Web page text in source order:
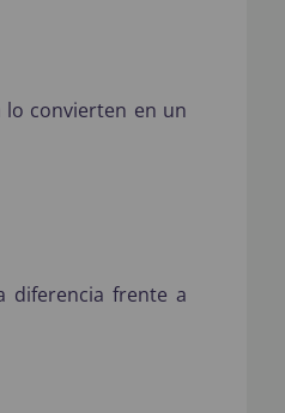
lo convierten en un
diferencia frente a